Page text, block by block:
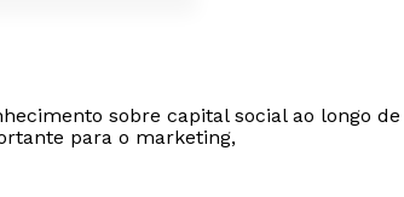
sobre capital social ao longo de
para o marketing,